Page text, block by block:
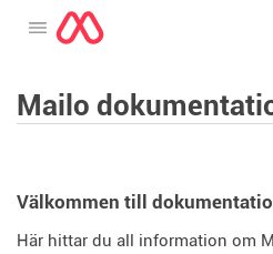
Öppna menyn
Mailo
Välkommen till
Här hittar du all information om